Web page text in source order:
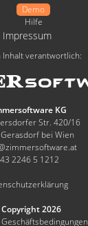
Demo
Hilfe
Impressum
Inhalt verantwortlich:
KG
Str. 420/16
bei Wien
2246 5 1212
2026